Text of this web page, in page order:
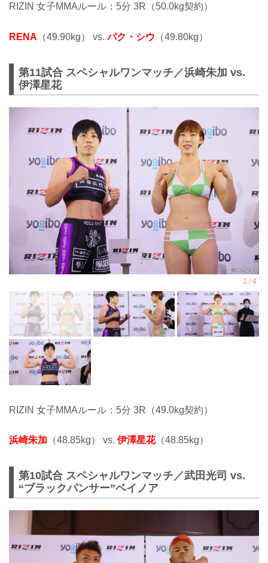
RIZIN 女子MMAルール：5分 3R（50.0kg契約）
RENA （49.90kg） vs.パク・シウ （49.80kg）
第11試合 スペシャルワンマッチ／浜崎朱加 vs.
伊澤星花
RIZIN 女子MMAルール：5分 3R（49.0kg契約）
浜崎朱加 （48.85kg） vs. 伊澤星花（48.85kg）
第10試合 スペシャルワンマッチ／武田光司 vs.
“ブラックパンサー”ベイノア